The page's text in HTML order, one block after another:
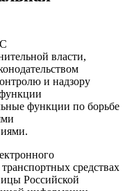
власти,
и надзору
функции по борьбе
средствах
Российской